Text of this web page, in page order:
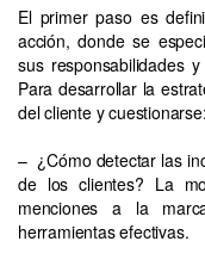
El primer paso es
acción, donde se
sus responsabilidades
Para desarrollar la
del cliente y cuestionarse:
– ¿Cómo detectar las
de los clientes? La
menciones a la
herramientas efectivas.